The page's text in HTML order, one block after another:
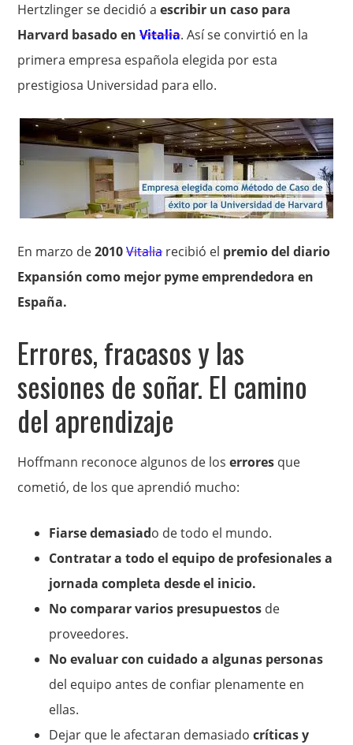
Hertzlinger se decidió aescribir un caso para
Harvard basado enVitalia. Así se convirtió en la
primera empresa española elegida por esta
prestigiosa Universidad para ello.
En marzo de2010Vitaliarecibió el premio del diario
Expansión como mejor pyme emprendedora en
España.
Errores, fracasos y las
sesiones de soñar. El camino
del aprendizaje
Hoffmann reconoce algunos de loserrores que
cometió, de los que aprendió mucho:
Fiarse demasiado de todo el mundo.
Contratar a todo el equipo de profesionales a
jornada completa desde el inicio.
No comparar varios presupuestos de
proveedores.
No evaluar con cuidado a algunas personas
del equipo antes de confiar plenamente en
ellas.
Dejar que le afectaran demasiadocríticas y